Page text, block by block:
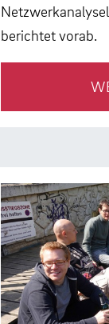
berichtet vorab.